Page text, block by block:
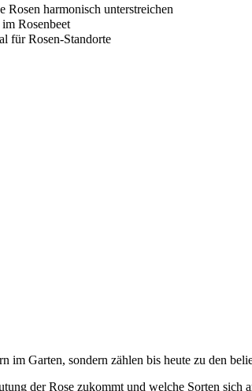
Rosen harmonisch unterstreichen
Rosenbeet
für Rosen-Standorte
im Garten, sondern zählen bis heute zu den
der Rose zukommt und welche Sorten sich